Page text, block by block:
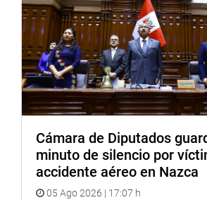
Cámara de Diputados
minuto de silencio por
accidente aéreo en Nazca
05 Ago 2026 | 17:07 h